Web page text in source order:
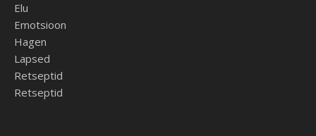
Elu
Emotsioon
Hagen
Lapsed
Retseptid
Retseptid